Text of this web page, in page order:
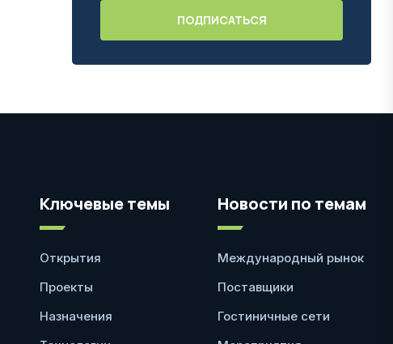
Ключевые темы
Открытия
Проекты
Назначения
Новости по темам
Международный рынок
Поставщики
Гостиничные сети